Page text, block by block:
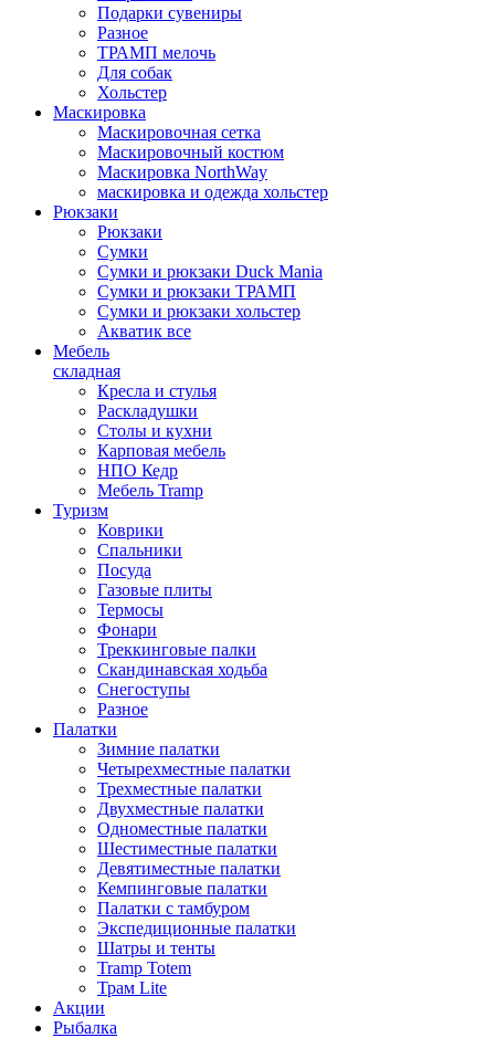
Подарки сувениры
Разное
ТРАМП мелочь
Для собак
Хольстер
Маскировка
Маскировочная сетка
Маскировочный костюм
Маскировка NorthWay
маскировка и одежда хольстер
Рюкзаки
Рюкзаки
Сумки
Сумки и рюкзаки Duck Mania
Сумки и рюкзаки ТРАМП
Сумки и рюкзаки хольстер
Акватик все
Мебель
складная
Кресла и стулья
Раскладушки
Столы и кухни
Карповая мебель
НПО Кедр
Мебель Tramp
Туризм
Коврики
Спальники
Посуда
Газовые плиты
Термосы
Фонари
Треккинговые палки
Скандинавская ходьба
Снегоступы
Разное
Палатки
Зимние палатки
Четырехместные палатки
Трехместные палатки
Двухместные палатки
Одноместные палатки
Шестиместные палатки
Девятиместные палатки
Кемпинговые палатки
Палатки с тамбуром
Экспедиционные палатки
Шатры и тенты
Tramp Totem
Трам Lite
Акции
Рыбалка